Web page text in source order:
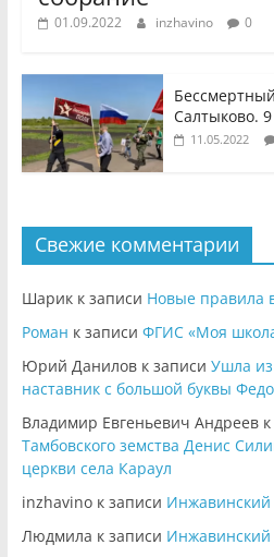
01.09.2022 inzhavino 0
Салтыково.
11.05.2022
Свежие комментарии
Шарикк записи Новые правила
Роман к записи ФГИС «Моя
Юрий Даниловк записи Ушла
наставник с большой буквы
Владимир Евгеньевич Андреевк
Тамбовского земства Денис
церкви села Караул
inzhavinoк записи Инжавинский
Людмила к записи Инжавинский